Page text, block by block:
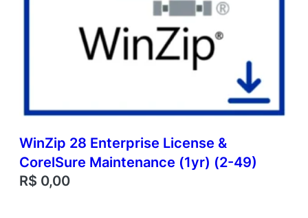
WinZip 28 Enterprise License &
CorelSure Maintenance (1yr) (2-49)
R$ 0,00